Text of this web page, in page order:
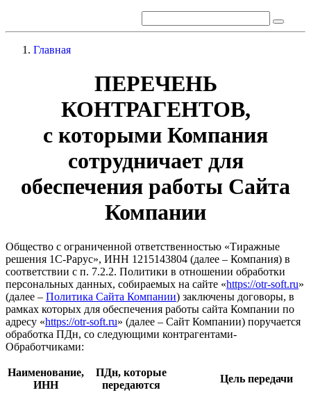
Главная
ПЕРЕЧЕНЬ
КОНТРАГЕНТОВ,
с которыми Компания
сотрудничает для
обеспечения работы Сайта
Компании
Общество с ограниченной ответственностью «Тиражные
решения 1С-Рарус», ИНН 1215143804 (далее – Компания) в
соответствии с п. 7.2.2. Политики в отношении обработки
персональных данных, собираемых на сайте «https://otr-soft.ru»
(далее – Политика Сайта Компании) заключены договоры, в
рамках которых для обеспечения работы сайта Компании по
адресу «https://otr-soft.ru» (далее – Сайт Компании) поручается
обработка ПДн, со следующими контрагентами-
Обработчиками:
Наименование,
ИНН
ПДн, которые
передаются
Цель передачи